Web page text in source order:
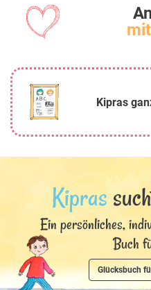
Kipras
Kipras
Ein persönliches,
Buch
Glücksbuch